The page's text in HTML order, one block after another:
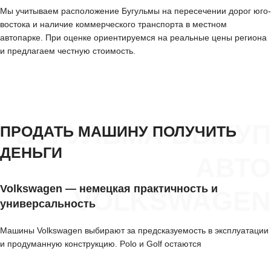
Мы учитываем расположение Бугульмы на пересечении дорог юго-
востока и наличие коммерческого транспорта в местном
автопарке. При оценке ориентируемся на реальные цены региона
и предлагаем честную стоимость.
БУГУЛЬМА ВЫКУП
VOLKSWAGEN
ПРОДАТЬ МАШИНУ ПОЛУЧИТЬ
ДЕНЬГИ
Volkswagen — немецкая практичность и
универсальность
Машины Volkswagen выбирают за предсказуемость в эксплуатации
и продуманную конструкцию. Polo и Golf остаются